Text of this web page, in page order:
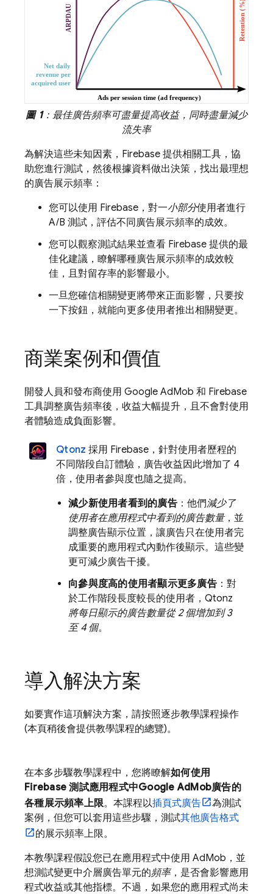
圖 1：最佳廣告頻率可盡量提高收益，同時盡量減少
流失率
為解決這些未知因素，Firebase 提供相關工具，協
助您進行測試，然後根據資料做出決策，找出最理想
的廣告展示頻率：
您可以使用 Firebase，對一小部分使用者進行
A/B 測試，評估不同廣告展示頻率的成效。
您可以觀察測試結果並查看 Firebase 提供的最
佳化建議，瞭解哪種廣告展示頻率的成效較
佳，且對留存率的影響最小。
一旦您確信相關變更將帶來正面影響，只要按
一下按鈕，就能向更多使用者推出相關變更。
商業案例和價值
開發人員和發布商使用 Google AdMob 和 Firebase
工具調整廣告頻率後，收益大幅提升，且不會對使用
者體驗造成負面影響。
Qtonz 採用 Firebase，針對使用者歷程的
不同階段自訂體驗，廣告收益因此增加了 4
倍，使用者參與度也隨之提高。
減少新使用者看到的廣告：他們減少了
使用者在應用程式中看到的廣告數量，並
調整廣告顯示位置，讓廣告只在使用者完
成重要的應用程式內動作後顯示。這些變
更可減少廣告干擾。
向參與度高的使用者顯示更多廣告：對
於工作階段長度較長的使用者，Qtonz
將每日顯示的廣告數量從 2 個增加到 3
至 4 個。
導入解決方案
如要實作這項解決方案，請按照逐步教學課程操作
(本頁稍後會提供教學課程的總覽)。
在本多步驟教學課程中，您將瞭解如何使用
Firebase 測試應用程式中Google AdMob廣告的
各種展示頻率上限。本課程以插頁式廣告
為測試
案例，但您可以套用這些步驟，測試其他廣告格式
的展示頻率上限。
本教學課程假設您已在應用程式中使用 AdMob ，並
想測試變更中介層廣告單元的頻率，是否會影響應用
程式收益或其他指標。不過，如果您的應用程式尚未